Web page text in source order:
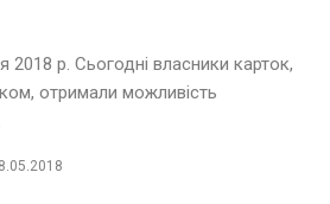
2018 р. Сьогодні власники карток,
отримали можливість